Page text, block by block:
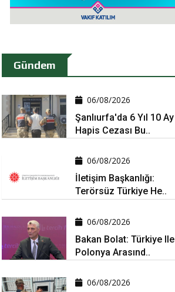
Gündem
06/08/2026
Şanlıurfa'da 6 Yıl 10 Ay
Hapis Cezası Bu..
06/08/2026
İletişim Başkanlığı:
Terörsüz Türkiye He..
06/08/2026
Bakan Bolat: Türkiye Ile
Polonya Arasınd..
06/08/2026